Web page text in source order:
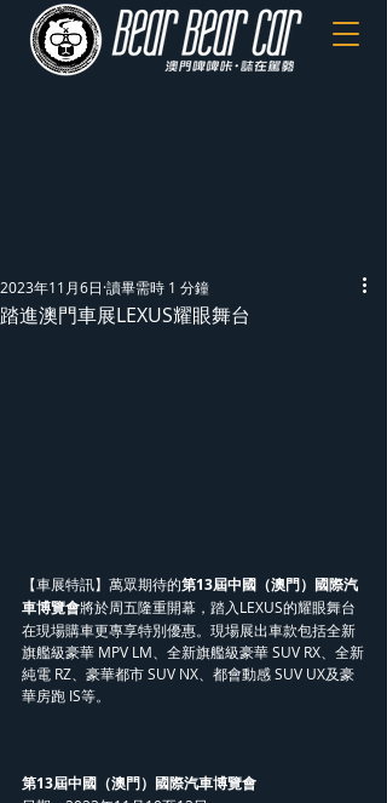
踏進澳門車展LEXUS耀眼舞台
2023年11月6日 讀畢需時 1 分鐘
【車展特訊】萬眾期待的第13屆中國（澳門）國際汽
車博覽會將於周五隆重開幕，踏入LEXUS的耀眼舞台
在現場購車更專享特別優惠。現場展出車款包括全新
旗艦級豪華 MPV LM、全新旗艦級豪華 SUV RX、全新
純電 RZ、豪華都市 SUV NX、都會動感 SUV UX及豪
華房跑 IS等。
第13屆中國（澳門）國際汽車博覽會